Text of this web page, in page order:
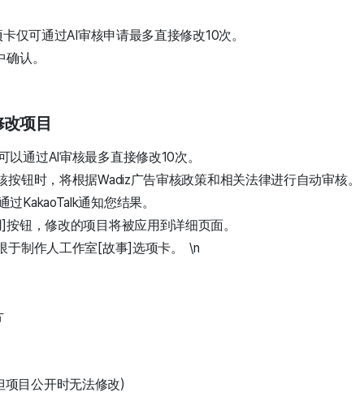
仅可通过AI审核申请最多直接修改10次。
认。
项目
以通过AI审核最多直接修改10次。
按钮时，将根据Wadiz广告审核政策和相关法律进行自动审核。
KakaoTalk通知您结果。
钮，修改的项目将被应用到详细页面。
于制作人工作室[故事]选项卡。 \n
目公开时无法修改)